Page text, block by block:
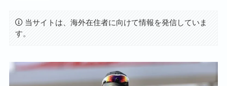
当サイトは、海外在住者に向けて情報を発信していま
す。